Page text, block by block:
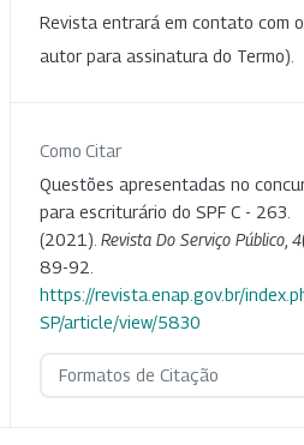
Revista entrará em contato com o
autor para assinatura do Termo).
Como Citar
Questões apresentadas no
para escriturário do SPF C - 263.
(2021). Revista Do Serviço Público 4
89-92.
https://revista.enap.gov.br/
SP/article/view/5830
Formatos de Citação